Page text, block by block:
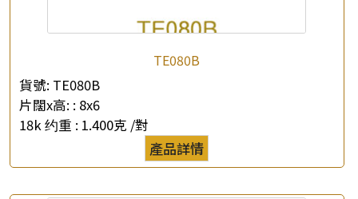
TE080B
貨號: TE080B
片闊x高: : 8x6
18k 约重 : 1.400克 /對
產品詳情